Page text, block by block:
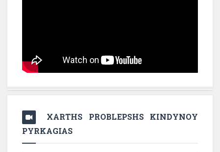
XARTHS PROBLEPSHS KINDYNOY
PYRKAGIAS